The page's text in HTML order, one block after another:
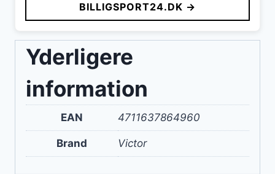
BILLIGSPORT24.DK →
Yderligere
information
EAN 4711637864960
Brand Victor